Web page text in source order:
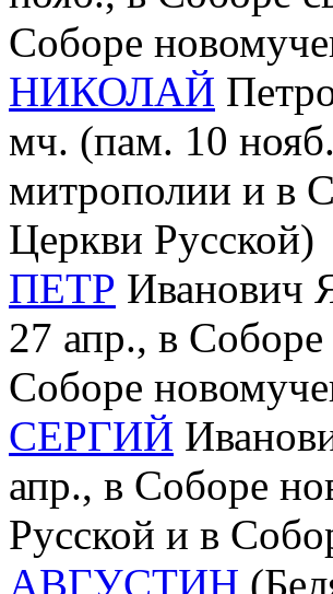
Соборе
НИКОЛАЙ
мч. (пам. 10
митрополии и в
Церкви Русской)
ПЕТР Иванович
27 апр., в
Соборе
СЕРГИЙ
апр., в Соборе
Русской и в
АВГУСТИН